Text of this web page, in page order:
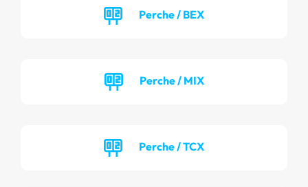
Perche / BEX
Perche / MIX
Perche / TCX